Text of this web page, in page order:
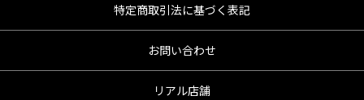
特定商取引法に基づく表記
お問い合わせ
リアル店舗